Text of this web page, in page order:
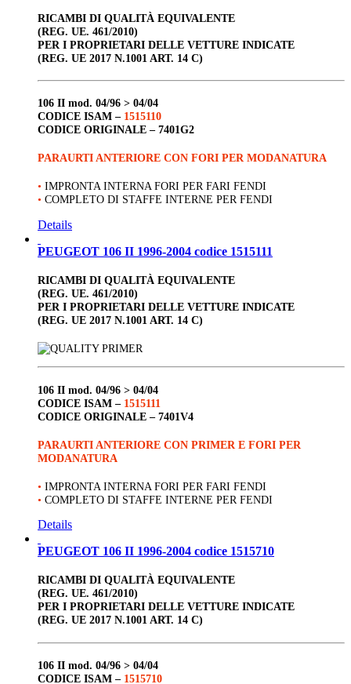
RICAMBI DI QUALITÀ EQUIVALENTE
(REG. UE. 461/2010)
PER I PROPRIETARI DELLE VETTURE INDICATE
(REG. UE 2017 N.1001 ART. 14 C)
106 II mod. 04/96 > 04/04
CODICE ISAM – 1515110
CODICE ORIGINALE – 7401G2
PARAURTI ANTERIORE CON FORI PER MODANATURA
• IMPRONTA INTERNA FORI PER FARI FENDI
• COMPLETO DI STAFFE INTERNE PER FENDI
Details
PEUGEOT 106 II 1996-2004 codice 1515111
RICAMBI DI QUALITÀ EQUIVALENTE
(REG. UE. 461/2010)
PER I PROPRIETARI DELLE VETTURE INDICATE
(REG. UE 2017 N.1001 ART. 14 C)
106 II mod. 04/96 > 04/04
CODICE ISAM – 1515111
CODICE ORIGINALE – 7401V4
PARAURTI ANTERIORE CON PRIMER E FORI PER
MODANATURA
• IMPRONTA INTERNA FORI PER FARI FENDI
• COMPLETO DI STAFFE INTERNE PER FENDI
Details
PEUGEOT 106 II 1996-2004 codice 1515710
RICAMBI DI QUALITÀ EQUIVALENTE
(REG. UE. 461/2010)
PER I PROPRIETARI DELLE VETTURE INDICATE
(REG. UE 2017 N.1001 ART. 14 C)
106 II mod. 04/96 > 04/04
CODICE ISAM – 1515710